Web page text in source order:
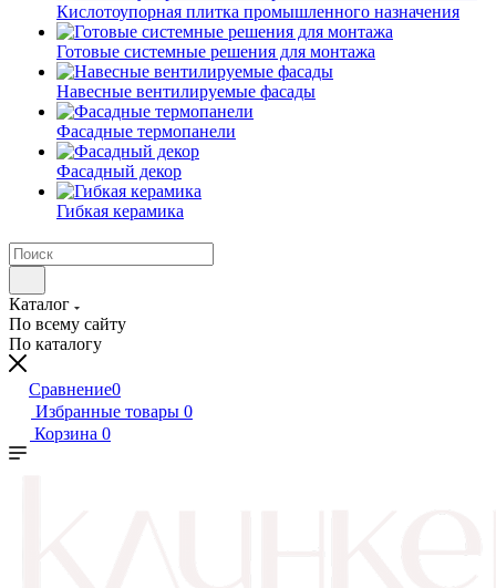
Кислотоупорная плитка промышленного назначения
Готовые системные решения для монтажа
Навесные вентилируемые фасады
Фасадные термопанели
Фасадный декор
Гибкая керамика
Каталог
По всему сайту
По каталогу
Сравнение0
Избранные товары 0
Корзина 0